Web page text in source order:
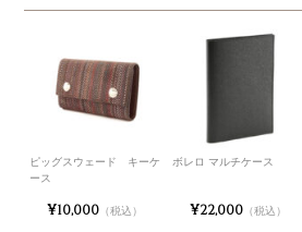
ピッグスウェード キーケ
ース
¥10,000 （税込）
ボレロ マルチケース
¥22,000（税込）